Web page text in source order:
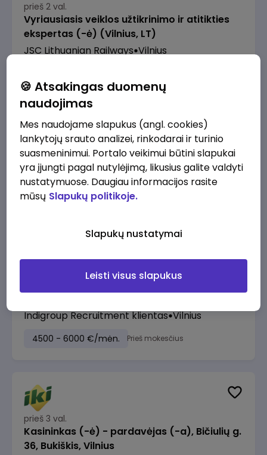
prieš 2 val.
Vyriausiasis veiklos užtikrinimo ir atitikties
ekspertas (-ė) (Vilnius, LT)
JSC Lithuanian Railways Vilnius
prieš 2 val.
Pardavėjas (-a) Klaipėdoje (Tilžės g.)
Lidl Lietuva, UAB Klaipėda
Indigroup Recruitment klientas Vilnius
4500 - 6000 €/mėn. Prieš mokesčius
prieš 3 val.
Kasininkas (-ė) - pardavėjas (-a), Bičiulių g.
36, Bukiškis, Vilnius
🍪 Atsakingas duomenų
naudojimas
Mes naudojame slapukus (angl. cookies)
lankytojų srauto analizei, rinkodarai ir turinio
suasmeninimui. Portalo veikimui būtini slapukai
yra įjungti pagal nutylėjimą, likusius galite valdyti
nustatymuose. Daugiau informacijos rasite
mūsų Slapukų politikoje.
Slapukų nustatymai
Leisti visus slapukus